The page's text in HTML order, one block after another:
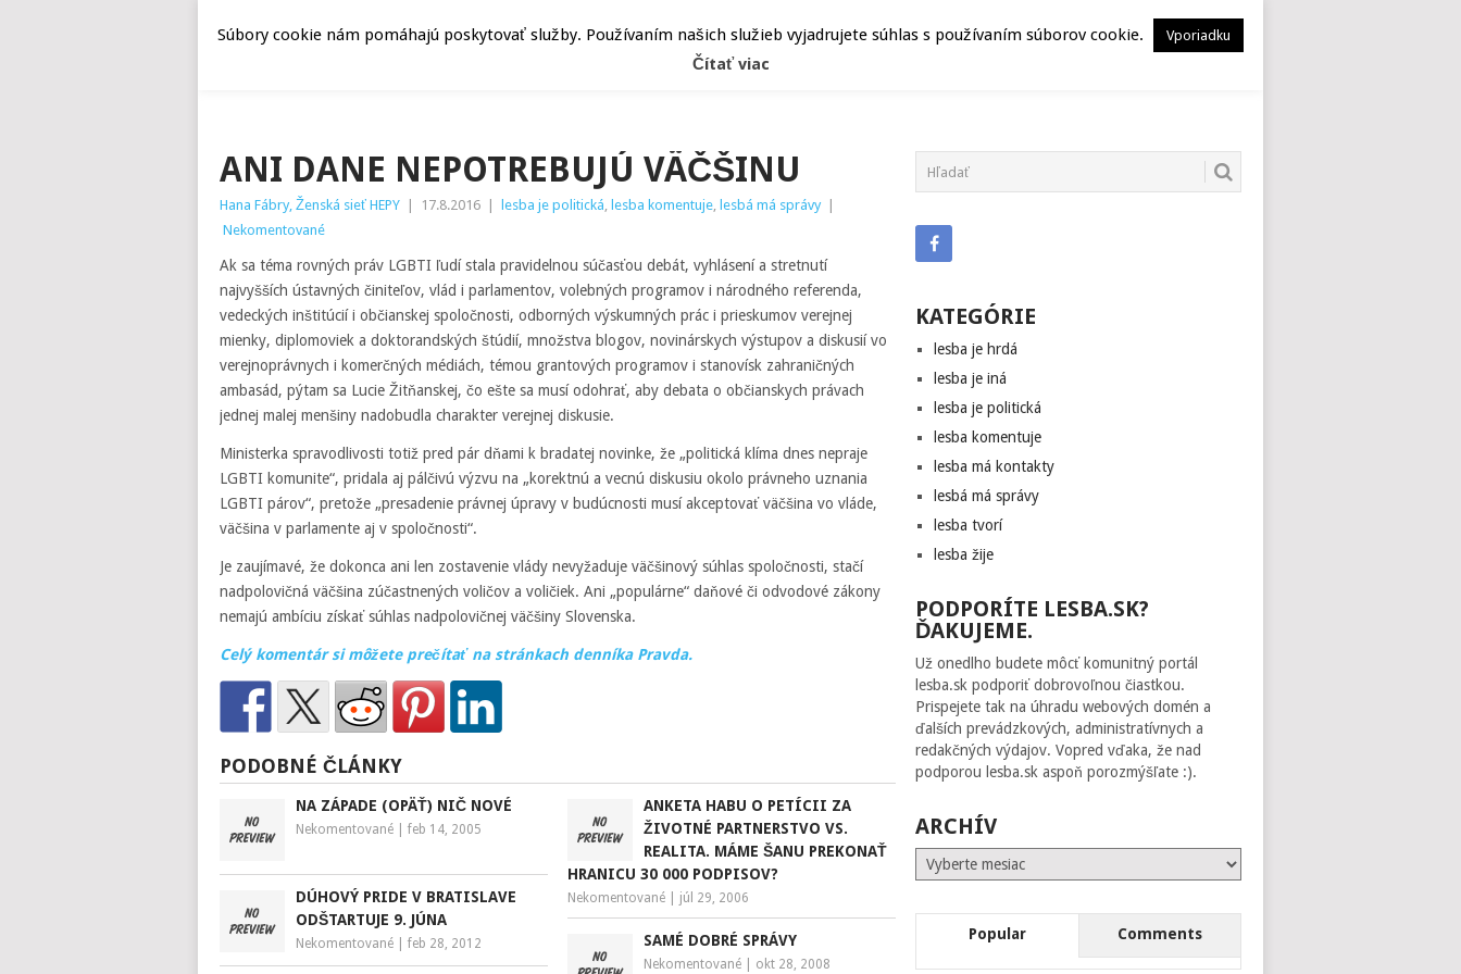
ČLÁNKY HEPY ATRIBÚT HERSTORY MUSEION
ANI DANE NEPOTREBUJÚ VÄČŠINU
Hana Fábry, Ženská sieť HEPY 17.8.2016 lesba je politická, lesba komentuje, lesbá má správy
Nekomentované
Ak sa téma rovných práv LGBTI ľudí stala pravidelnou súčasťou debát, vyhlásení a stretnutí
najvyšších ústavných činiteľov, vlád i parlamentov, volebných programov i národného referenda,
vedeckých inštitúcií i občianskej spoločnosti, odborných výskumných prác i prieskumov verejnej
mienky, diplomoviek a doktorandských štúdií, množstva blogov, novinárskych výstupov a diskusií vo
verejnoprávnych i komerčných médiách, témou grantových programov i stanovísk zahraničných
ambasád, pýtam sa Lucie Žitňanskej, čo ešte sa musí odohrať, aby debata o občianskych právach
jednej malej menšiny nadobudla charakter verejnej diskusie.
Ministerka spravodlivosti totiž pred pár dňami k bradatej novinke, že „politická klíma dnes nepraje
LGBTI komunite“, pridala aj pálčivú výzvu na „korektnú a vecnú diskusiu okolo právneho uznania
LGBTI párov“, pretože „presadenie právnej úpravy v budúcnosti musí akceptovať väčšina vo vláde,
väčšina v parlamente aj v spoločnosti“.
Je zaujímavé, že dokonca ani len zostavenie vlády nevyžaduje väčšinový súhlas spoločnosti, stačí
nadpolovičná väčšina zúčastnených voličov a voličiek. Ani „populárne“ daňové či odvodové zákony
nemajú ambíciu získať súhlas nadpolovičnej väčšiny Slovenska.
Celý komentár si môžete prečítať na stránkach denníka Pravda.
PODOBNÉ ČLÁNKY
NA ZÁPADE (OPÄŤ) NIČ NOVÉ
Nekomentované feb 14, 2005
ANKETA HABU O PETÍCII ZA
ŽIVOTNÉ PARTNERSTVO VS.
REALITA. MÁME ŠANU PREKONAŤ
HRANICU 30 000 PODPISOV?
Nekomentované júl 29, 2006
DÚHOVÝ PRIDE V BRATISLAVE
ODŠTARTUJE 9. JÚNA
Nekomentované feb 28, 2012 SAMÉ DOBRÉ SPRÁVY
Nekomentované okt 28, 2008
KATEGÓRIE
lesba je hrdá
lesba je iná
lesba je politická
lesba komentuje
lesba má kontakty
lesbá má správy
lesba tvorí
lesba žije
PODPORÍTE LESBA.SK?
ĎAKUJEME.
Už onedlho budete môcť komunitný portál
lesba.sk podporiť dobrovoľnou čiastkou.
Prispejete tak na úhradu webových domén a
ďalších prevádzkových, administratívnych a
redakčných výdajov. Vopred vďaka, že nad
podporou lesba.sk aspoň porozmýšľate :).
ARCHÍV
Archív
Popular Comments
Súbory cookie nám pomáhajú poskytovať služby. Používaním našich služieb vyjadrujete súhlas s používaním súborov cookie. Vporiadku
Čítať viac